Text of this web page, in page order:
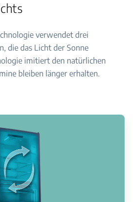
verwendet drei
die das Licht der Sonne
imitiert den natürlichen
bleiben länger erhalten.